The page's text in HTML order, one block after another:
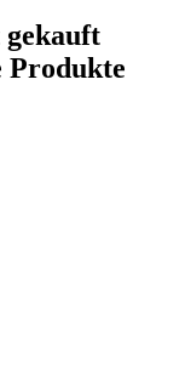
gekauft
Produkte